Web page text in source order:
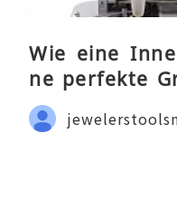
Wie eine
ne perfekte
gen ermöglicht